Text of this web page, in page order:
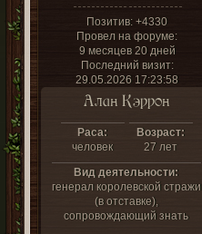
Позитив: +4330
Провел на форуме:
9 месяцев 20 дней
Последний визит:
29.05.2026 17:23:58
Алан Кэррон
Раса:
человек
Возраст:
27 лет
Вид деятельности:
генерал королевской стражи
(в отставке),
сопровождающий знать